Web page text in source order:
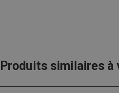
Produits similaires à